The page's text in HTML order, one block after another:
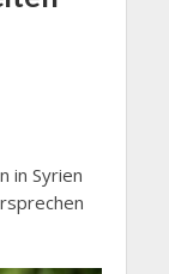
in Syrien